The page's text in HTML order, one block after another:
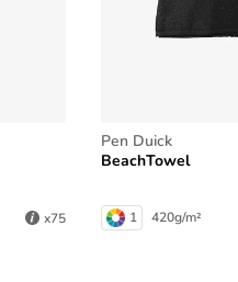
x75
Pen Duick
BeachTowel
1 420g/m²